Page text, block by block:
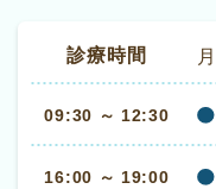
診療時間 月
09:30 ～ 12:30
16:00 ～ 19:00